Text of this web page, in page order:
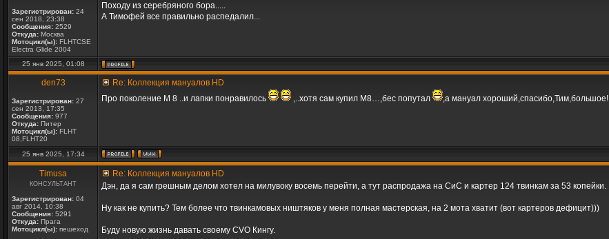
Зарегистрирован: 24
сен 2018, 23:38
Сообщения: 2529
Откуда: Москва
Мотоцикл(ы): FLHTCSE
Electra Glide 2004
Походу из серебряного бора.....
А Тимофей все правильно распедалил...
25 янв 2025, 01:08
den73
Зарегистрирован: 27
сен 2013, 17:35
Сообщения: 977
Откуда: Питер
Мотоцикл(ы): FLHT
08,FLHT20
Re: Коллекция мануалов HD
Про поколение М 8 ..и лапки понравилось
,..хотя сам купил М8…,бес попутал ,а мануал хороший,спасибо,Тим,большое!
25 янв 2025, 17:34
Timusa
КОНСУЛЬТАНТ
Зарегистрирован: 04
авг 2014, 10:38
Сообщения: 5291
Откуда: Прага
Мотоцикл(ы): пешеход
Re: Коллекция мануалов HD
Дэн, да я сам грешным делом хотел на милувоку восемь перейти, а тут распродажа на СиС и картер 124 твинкам за 53 копейки.
Ну как не купить? Тем более что твинкамовых ништяков у меня полная мастерская, на 2 мота хватит (вот картеров дефицит)))
Буду новую жизнь давать своему CVO Кингу.